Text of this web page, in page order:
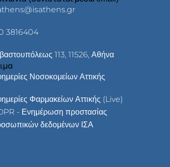
3816404
113, 11526, Αθήνα
Νοσοκομείων Αττικής
Φαρμακείων Αττικής (Live)
- Ενημέρωση προστασίας
δεδομένων ΙΣΑ